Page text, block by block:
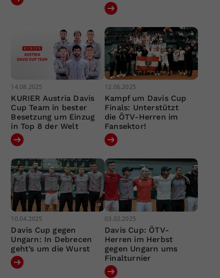
14.08.2025
KURIER Austria Davis
Cup Team in bester
Besetzung um Einzug
in Top 8 der Welt
12.06.2025
Kampf um Davis Cup
Finals: Unterstützt
die ÖTV-Herren im
Fansektor!
10.04.2025
Davis Cup gegen
Ungarn: In Debrecen
geht’s um die Wurst
03.02.2025
Davis Cup: ÖTV-
Herren im Herbst
gegen Ungarn ums
Finalturnier